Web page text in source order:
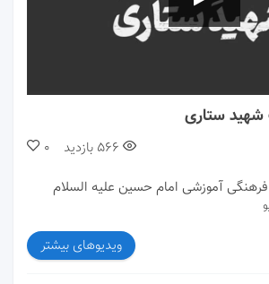
شهید ستاری
0 566 بازدید
آموزشی امام حسین علیه السلام
ویدیوهای بیشتر